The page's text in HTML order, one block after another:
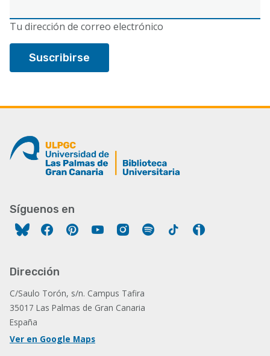
electrónico
Tu dirección de correo electrónico
Síguenos en
FacebookPinterestYouTubeInstagram
Spotify Tiktok
Dirección
C/Saulo Torón, s/n. Campus Tafira
35017 Las Palmas de Gran Canaria
España
Ver en Google Maps